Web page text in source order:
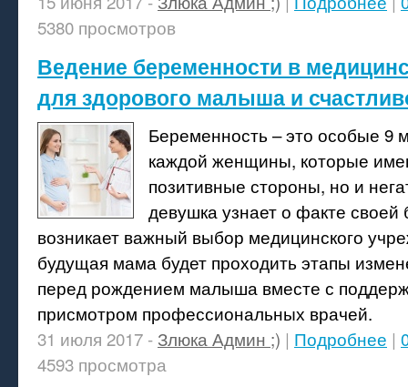
5380 просмотров
Ведение беременности в
для здорового малыша и
Беременность – это особые 9
каждой женщины, которые
позитивные стороны, но и
девушка узнает о факте
возникает важный выбор медицинского
будущая мама будет проходить этапы
перед рождением малыша вместе с
присмотром профессиональных врачей.
31 июля 2017 - Злюка Админ ;) | Подробнее |
4593 просмотра